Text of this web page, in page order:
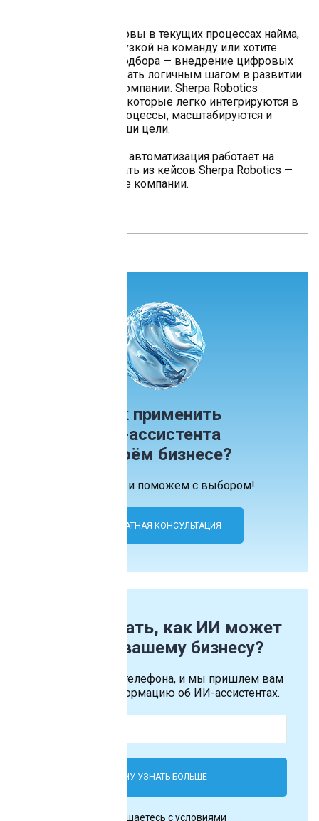
Если вы видите резервы в текущих процессах найма,
сталкиваетесь с нагрузкой на команду или хотите
повысить точность подбора — внедрение цифровых
ассистентов может стать логичным шагом в развитии
HR-системы вашей компании. Sherpa Robotics
предлагает решения, которые легко интегрируются в
уже сложившиеся процессы, масштабируются и
адаптируются под ваши цели.
Подробнее о том, как автоматизация работает на
практике, можно узнать из кейсов Sherpa Robotics —
они доступны на сайте компании.
Как применить
ИИ-ассистента
в своём бизнесе?
Расскажем и поможем с выбором!
БЕСПЛАТНАЯ КОНСУЛЬТАЦИЯ
Хотите узнать, как ИИ может
помочь вашему бизнесу?
Оставьте номер телефона, и мы пришлем вам
подробную информацию об ИИ-ассистентах.
ХОЧУ УЗНАТЬ БОЛЬШЕ
Вы соглашаетесь с условиями